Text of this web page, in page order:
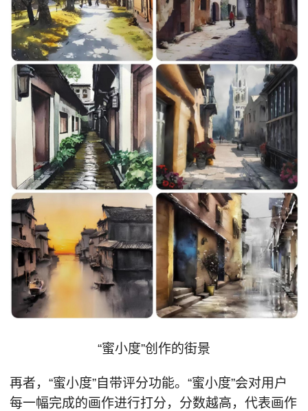
“蜜小度”创作的街景
再者，“蜜小度”自带评分功能。“蜜小度”会对用户
每一幅完成的画作进行打分，分数越高，代表画作